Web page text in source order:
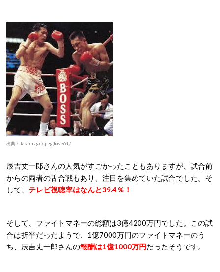
出典：data:image/jpeg;base64,/
辰吉丈一郎さんの人気がすごかったこともありますが、試合前
からの両者の舌合戦もあり、注目を集めていた試合でした。そ
して、 テレビ視聴率はなんと39.4％！
そして、ファイトマネーの総額は3億4200万円でした。この試
合は折半だったようで、1億7000万円のファイトマネーのう
ち、辰吉丈一郎さんの報酬は1億1000万円だったそうです。